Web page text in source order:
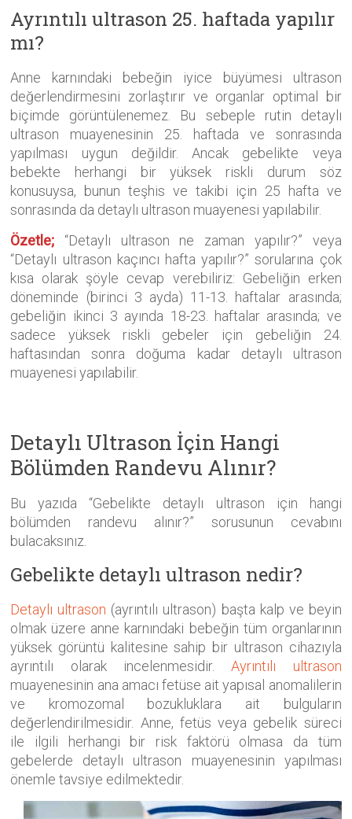
Ayrıntılı ultrason 25. haftada yapılır
mı?
Anne karnındaki bebeğin iyice büyümesi ultrason
değerlendirmesini zorlaştırır ve organlar optimal bir
biçimde görüntülenemez. Bu sebeple rutin detaylı
ultrason muayenesinin 25. haftada ve sonrasında
yapılması uygun değildir. Ancak gebelikte veya
bebekte herhangi bir yüksek riskli durum söz
konusuysa, bunun teşhis ve takibi için 25 hafta ve
sonrasında da detaylı ultrason muayenesi yapılabilir.
Özetle; “Detaylı ultrason ne zaman yapılır?” veya
“Detaylı ultrason kaçıncı hafta yapılır?” sorularına çok
kısa olarak şöyle cevap verebiliriz: Gebeliğin erken
döneminde (birinci 3 ayda) 11-13. haftalar arasında;
gebeliğin ikinci 3 ayında 18-23. haftalar arasında; ve
sadece yüksek riskli gebeler için gebeliğin 24.
haftasından sonra doğuma kadar detaylı ultrason
muayenesi yapılabilir.
Detaylı Ultrason İçin Hangi
Bölümden Randevu Alınır?
Bu yazıda “Gebelikte detaylı ultrason için hangi
bölümden randevu alınır?” sorusunun cevabını
bulacaksınız.
Gebelikte detaylı ultrason nedir?
Detaylı ultrason (ayrıntılı ultrason) başta kalp ve beyin
olmak üzere anne karnındaki bebeğin tüm organlarının
yüksek görüntü kalitesine sahip bir ultrason cihazıyla
ayrıntılı olarak incelenmesidir.Ayrıntılı ultrason
muayenesinin ana amacı fetüse ait yapısal anomalilerin
ve kromozomal bozukluklara ait bulguların
değerlendirilmesidir. Anne, fetüs veya gebelik süreci
ile ilgili herhangi bir risk faktörü olmasa da tüm
gebelerde detaylı ultrason muayenesinin yapılması
önemle tavsiye edilmektedir.